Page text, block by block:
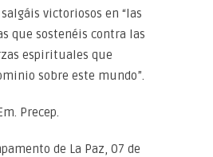
victoriosos en “las
que sostenéis contra las
espirituales que
sobre este mundo”.
Precep.
de La Paz, 07 de